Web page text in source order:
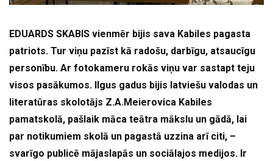
EDUARDS SKABIS vienmēr bijis sava Kabiles pagasta
patriots. Tur viņu pazīst kā radošu, darbīgu, atsaucīgu
personību. Ar fotokameru rokās viņu var sastapt teju
visos pasākumos. Ilgus gadus bijis latviešu valodas un
literatūras skolotājs Z.A.Meierovica Kabiles
pamatskolā, pašlaik māca teātra mākslu un gādā, lai
par notikumiem skolā un pagastā uzzina arī citi, –
svarīgo publicē mājaslapās un sociālajos medijos. Ir